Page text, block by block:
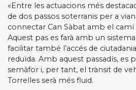
«Entre les actuacions més
de dos passos soterranis per a
connectar Can Sàbat amb el camí
Aquest pas es farà amb un
facilitar també l’accés de
reduïda. Amb aquest passadís, es
semàfor i, per tant, el trànsit de
Torrelles serà més fluid.